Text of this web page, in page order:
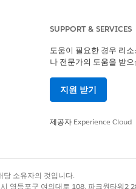
mobile app.
Salesforce Setup UI
add the Broadcast
SUPPORT & SERVICES
도움이 필요한 경우 리
나 전문가의 도움을 받
지원 받기
제공자 Experience Cloud
소유자의 것입니다.
영등포구 여의대로 108, 파크원타워2